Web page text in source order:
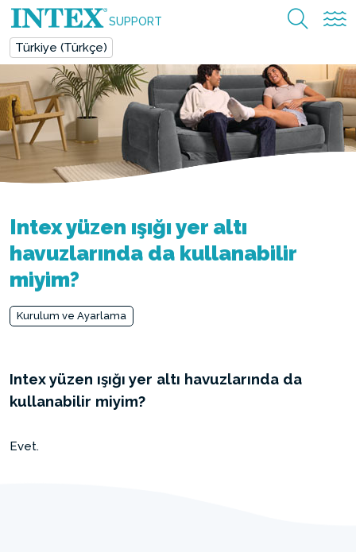
SUPPORT
Türkiye (Türkçe)
Intex yüzen ışığı yer altı
havuzlarında da kullanabilir
miyim?
Kurulum ve Ayarlama
Intex yüzen ışığı yer altı havuzlarında da
kullanabilir miyim?
Evet.